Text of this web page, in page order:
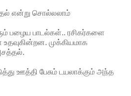
என்று சொல்லலாம்
பழைய பாடல்கள்.. ரசிகர்களை
முக்கியமாக
ஊத்தி பேசும் டயலாக்கும் அந்த